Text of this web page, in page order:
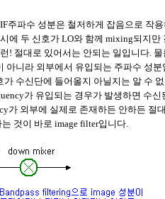
주파수 성분은 철저하게 잡음으로 작
에 두 신호가 LO와 함께 mixing되지만
! 절대로 있어서는 안되는 일입니다.
아니라 외부에서 유입되는 주파수 성
수신단에 들어올지 아닐지는 알 수
가 유입되는 경우가 발생하면 수신
가 외부에 실제로 존재하든 안하든 절
것이 바로 image filter입니다.